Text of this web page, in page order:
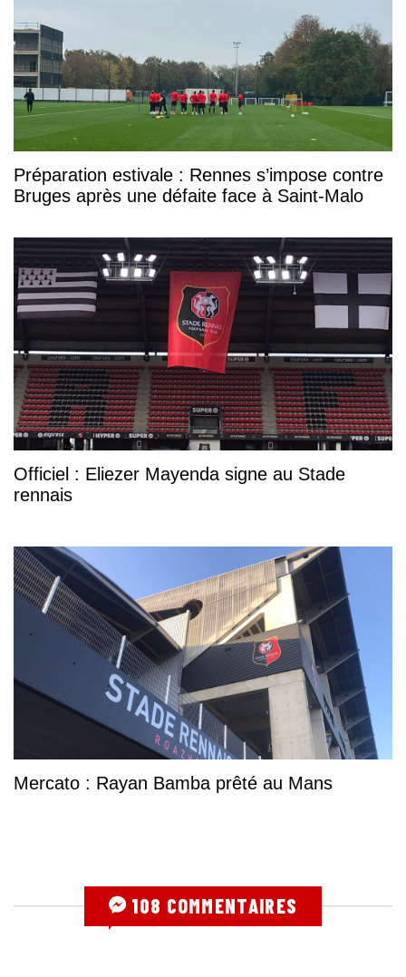
Préparation estivale : Rennes s’impose contre
Bruges après une défaite face à Saint-Malo
Officiel : Eliezer Mayenda signe au Stade
rennais
Mercato : Rayan Bamba prêté au Mans
108 COMMENTAIRES